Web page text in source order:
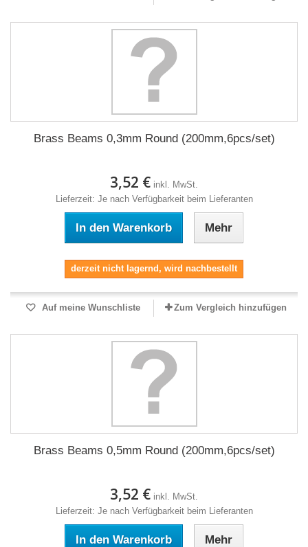
Brass Beams 0,3mm Round (200mm,6pcs/set)
3,52 € inkl. MwSt.
Lieferzeit: Je nach Verfügbarkeit beim Lieferanten
In den Warenkorb Mehr
derzeit nicht lagernd, wird nachbestellt
Auf meine Wunschliste Zum Vergleich hinzufügen
Brass Beams 0,5mm Round (200mm,6pcs/set)
3,52 € inkl. MwSt.
Lieferzeit: Je nach Verfügbarkeit beim Lieferanten
In den Warenkorb Mehr